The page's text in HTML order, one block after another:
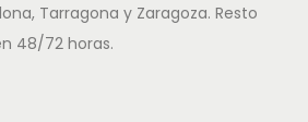
Tarragona y Zaragoza. Resto
48/72 horas.